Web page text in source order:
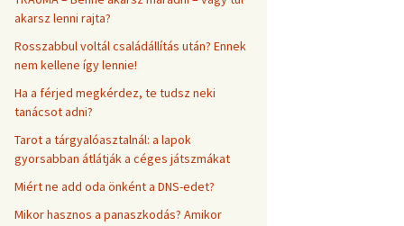
akarsz lenni rajta?
Rosszabbul voltál családállítás után? Ennek
nem kellene így lennie!
Ha a férjed megkérdez, te tudsz neki
tanácsot adni?
Tarot a tárgyalóasztalnál: a lapok
gyorsabban átlátják a céges játszmákat
Miért ne add oda önként a DNS-edet?
Mikor hasznos a panaszkodás? Amikor